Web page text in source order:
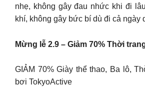
nhẹ, không gây đau nhức khi đi
khí, không gây bức bí dù đi cả ngày
Mừng lễ 2.9 – Giảm 70% Thời
GIẢM 70% Giày thể thao, Ba lô,
bơi TokyoActive